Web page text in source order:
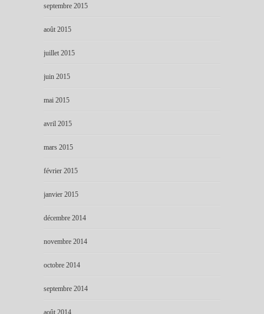
septembre 2015
août 2015
juillet 2015
juin 2015
mai 2015
avril 2015
mars 2015
février 2015
janvier 2015
décembre 2014
novembre 2014
octobre 2014
septembre 2014